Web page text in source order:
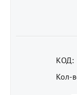
КОД:
Кол-